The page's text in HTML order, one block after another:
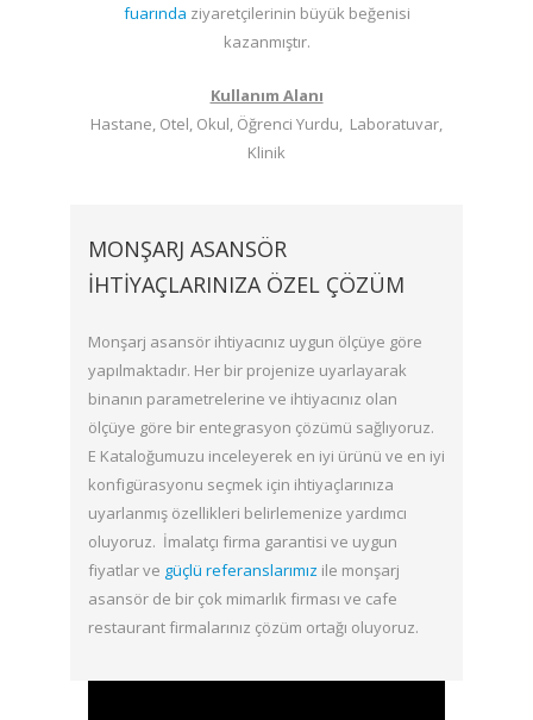
fuarında ziyaretçilerinin büyük beğenisi
kazanmıştır.
Kullanım Alanı
Hastane, Otel, Okul, Öğrenci Yurdu, Laboratuvar,
Klinik
MONŞARJ ASANSÖR
İHTIYAÇLARINIZA ÖZEL ÇÖZÜM
Monşarj asansör ihtiyacınız uygun ölçüye göre
yapılmaktadır. Her bir projenize uyarlayarak
binanın parametrelerine ve ihtiyacınız olan
ölçüye göre bir entegrasyon çözümü sağlıyoruz.
E Kataloğumuzu inceleyerek en iyi ürünü ve en iyi
konfigürasyonu seçmek için ihtiyaçlarınıza
uyarlanmış özellikleri belirlemenize yardımcı
oluyoruz. İmalatçı firma garantisi ve uygun
fiyatlar ve güçlü referanslarımız ile monşarj
asansör de bir çok mimarlık firması ve cafe
restaurant firmalarınız çözüm ortağı oluyoruz.